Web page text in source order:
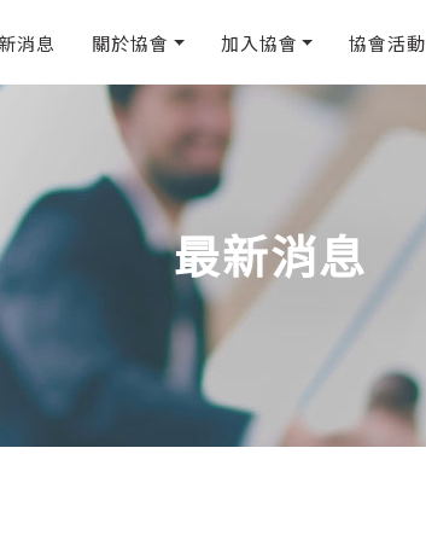
消息 關於協會 加入協會 協會活動
最新消息